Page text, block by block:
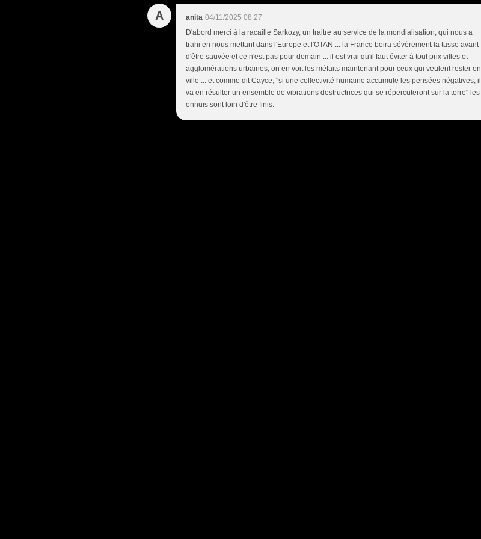
A anita 04/11/2025 08:27
D'abord merci à la racaille Sarkozy, un traitre au service de la mondialisation, qui nous a
trahi en nous mettant dans l'Europe et l'OTAN ... la France boira sévèrement la tasse avant
d'être sauvée et ce n'est pas pour demain ... il est vrai qu'il faut éviter à tout prix villes et
agglomérations urbaines, on en voit les méfaits maintenant pour ceux qui veulent rester en
ville ... et comme dit Cayce, "si une collectivité humaine accumule les pensées négatives, il
va en résulter un ensemble de vibrations destructrices qui se répercuteront sur la terre" les
ennuis sont loin d'être finis.